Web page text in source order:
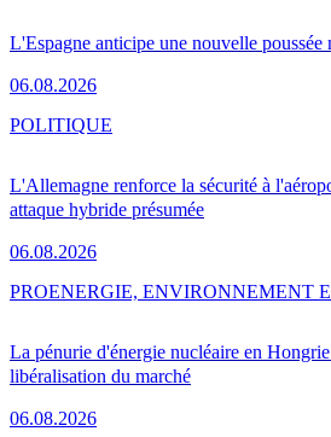
L'Espagne anticipe une nouvelle poussée
06.08.2026
L'Allemagne renforce la sécurité à
attaque hybride présumée
06.08.2026
POLITIQUE
La pénurie d'énergie nucléaire en
libéralisation du marché
06.08.2026
PROENERGIE, ENVIRONNEMENT